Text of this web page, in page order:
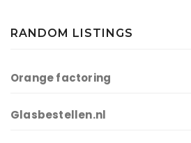
RANDOM LISTINGS
Orange factoring
Glasbestellen.nl